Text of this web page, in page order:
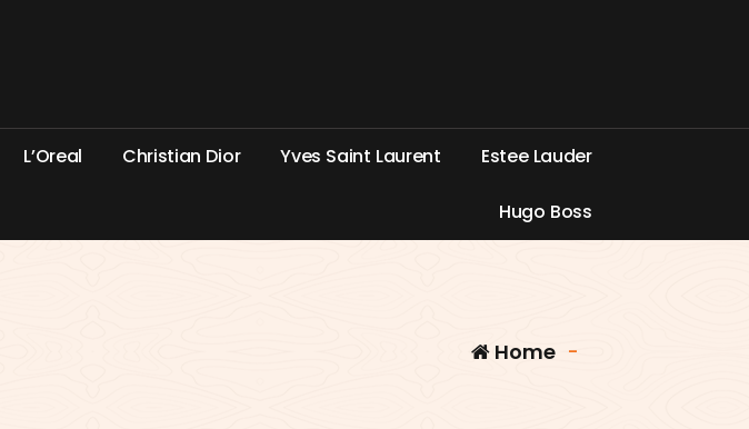
L’Oreal Christian Dior Yves Saint Laurent Estee Lauder
Hugo Boss
Home -